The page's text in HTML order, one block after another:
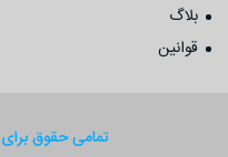
بلاگ
قوانین
تمامی حقوق